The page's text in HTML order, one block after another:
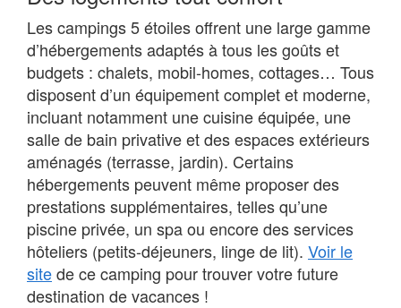
Les campings 5 étoiles offrent une large gamme
d’hébergements adaptés à tous les goûts et
budgets : chalets, mobil-homes, cottages… Tous
disposent d’un équipement complet et moderne,
incluant notamment une cuisine équipée, une
salle de bain privative et des espaces extérieurs
aménagés (terrasse, jardin). Certains
hébergements peuvent même proposer des
prestations supplémentaires, telles qu’une
piscine privée, un spa ou encore des services
hôteliers (petits-déjeuners, linge de lit). Voir le
sitede ce camping pour trouver votre future
destination de vacances !